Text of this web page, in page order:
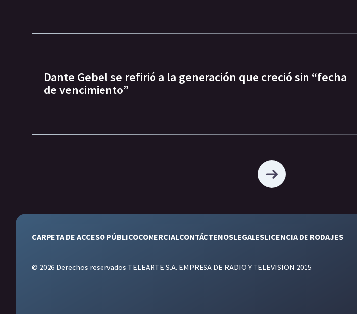
Dante Gebel se refirió a la generación que creció sin “fecha
de vencimiento”
CARPETA DE ACCESO PÚBLICOCOMERCIALCONTÁCTENOSLEGALESLICENCIA DE RODAJES
© 2026 Derechos reservados TELEARTE S.A. EMPRESA DE RADIO Y TELEVISION 2015